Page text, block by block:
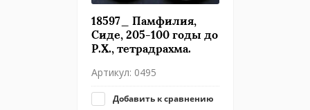
18597_ Памфилия,
Сиде, 205-100 годы до
Р.Х., тетрадрахма.
Артикул: 0495
Добавить к сравнению